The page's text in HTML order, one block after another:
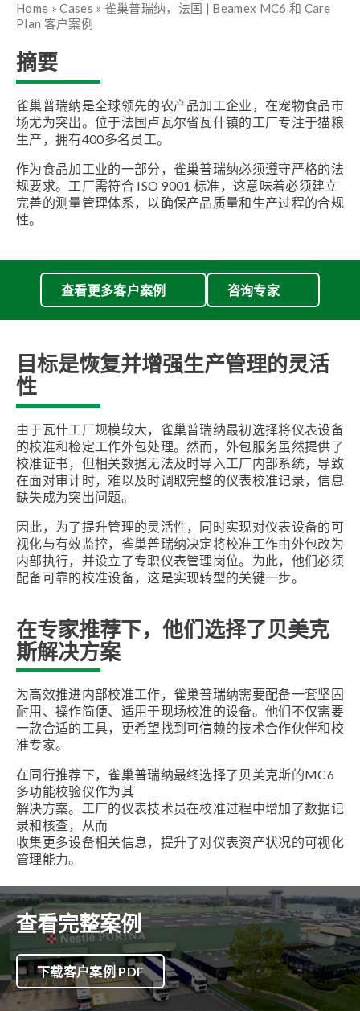
Home »Cases » 雀巢普瑞纳，法国 | Beamex MC6 和 Care
Plan 客户案例
摘要
雀巢普瑞纳是全球领先的农产品加工企业，在宠物食品市
场尤为突出。位于法国卢瓦尔省瓦什镇的工厂专注于猫粮
生产，拥有400多名员工。
作为食品加工业的一部分，雀巢普瑞纳必须遵守严格的法
规要求。工厂需符合 ISO 9001 标准，这意味着必须建立
完善的测量管理体系，以确保产品质量和生产过程的合规
性。
查看更多客户案例 咨询专家
目标是恢复并增强生产管理的灵活
性
由于瓦什工厂规模较大，雀巢普瑞纳最初选择将仪表设备
的校准和检定工作外包处理。然而，外包服务虽然提供了
校准证书，但相关数据⽆法及时导⼊工厂内部系统，导致
在面对审计时，难以及时调取完整的仪表校准记录，信息
缺失成为突出问题。
因此，为了提升管理的灵活性，同时实现对仪表设备的可
视化与有效监控，雀巢普瑞纳决定将校准工作由外包改为
内部执行，并设立了专职仪表管理岗位。为此，他们必须
配备可靠的校准设备，这是实现转型的关键一步。
在专家推荐下，他们选择了贝美克
斯解决方案
为高效推进内部校准工作，雀巢普瑞纳需要配备一套坚固
耐用、操作简便、适用于现场校准的设备。他们不仅需要
一款合适的工具，更希望找到可信赖的技术合作伙伴和校
准专家。
在同行推荐下，雀巢普瑞纳最终选择了贝美克斯的MC6
多功能校验仪作为其
解决方案。工厂的仪表技术员在校准过程中增加了数据记
录和核查，从而
收集更多设备相关信息，提升了对仪表资产状况的可视化
管理能力。
查看完整案例
下载客户案例 PDF